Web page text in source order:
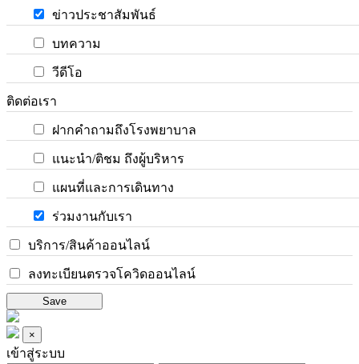
ข่าวประชาสัมพันธ์
บทความ
วีดีโอ
ติดต่อเรา
ฝากคำถามถึงโรงพยาบาล
แนะนำ/ติชม ถึงผู้บริหาร
แผนที่และการเดินทาง
ร่วมงานกับเรา
บริการ/สินค้าออนไลน์
ลงทะเบียนตรวจโควิดออนไลน์
Save
×
เข้าสู่ระบบ